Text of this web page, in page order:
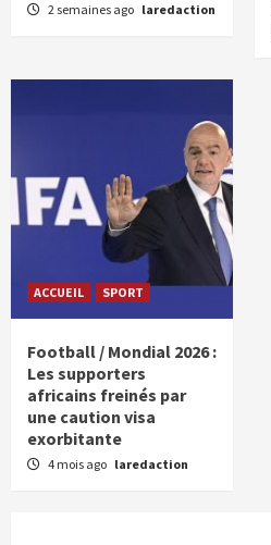
2 semaines ago laredaction
ACCUEIL SPORT
Football / Mondial 2026 :
Les supporters
africains freinés par
une caution visa
exorbitante
4 mois ago laredaction